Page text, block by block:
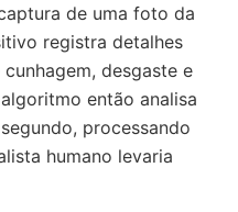
de uma foto da
registra detalhes
desgaste e
então analisa
processando
humano levaria